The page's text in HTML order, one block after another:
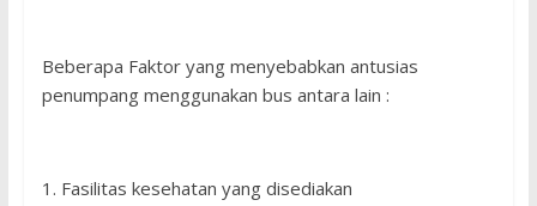
Beberapa Faktor yang menyebabkan antusias
penumpang menggunakan bus antara lain :
1. Fasilitas kesehatan yang disediakan